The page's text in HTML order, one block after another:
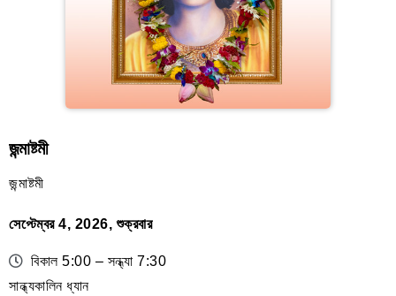
জন্মাষ্টমী
জন্মাষ্টমী
সেপ্টেম্বর 4, 2026, শুক্রবার
বিকাল 5:00 – সন্ধ্যা 7:30
সান্ধ্যকালিন ধ্যান